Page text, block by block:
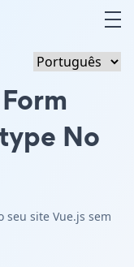
No
seu site Vue.js sem